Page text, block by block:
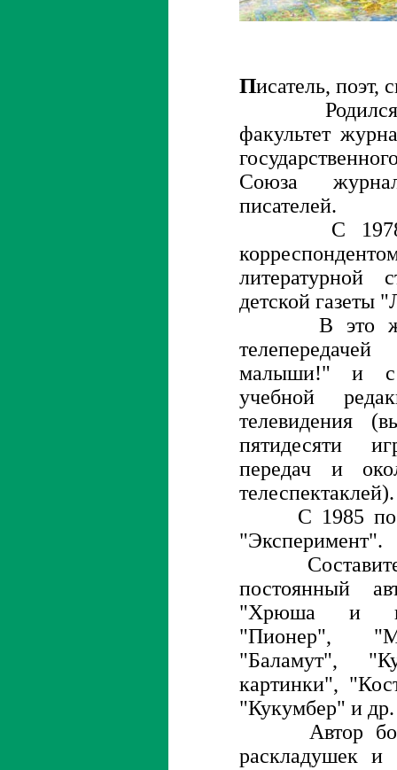
Писатель, поэт,
Родился в
факультет
Союза
писателей.
С 1978 по
литературной
детской газеты
В это же
малыши!" и с
учебной
телевидения
пятидесяти
передач и
телеспектаклей).
С 1985 по
"Эксперимент".
постоянный
"Хрюша и
"Пионер",
"Баламут",
картинки",
"Кукумбер" и др.
Автор
раскладушек и